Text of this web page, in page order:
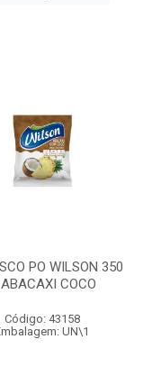
PO WILSON 350
COCO
Código: 43158
UN\1